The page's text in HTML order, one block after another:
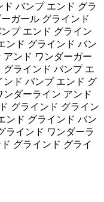
ド バンプ エンド グラ
ガール グラインド
プ エンド グライン
ンド グラインド バン
ンド ワンダーガー
ラインド バンプ エ
ンド バンプ エンド グ
ダーライン アンド
グラインド グライン
ンド グラインド バン
ラインド ワンダーラ
グラインド グライ